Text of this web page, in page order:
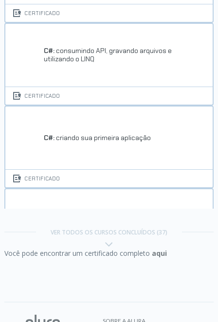
CERTIFICADO
C#: consumindo API, gravando arquivos e
utilizando o LINQ
CERTIFICADO
C#: criando sua primeira aplicação
CERTIFICADO
VER TODOS OS CURSOS CONCLUÍDOS (37)
Você pode encontrar um certificado completo aqui